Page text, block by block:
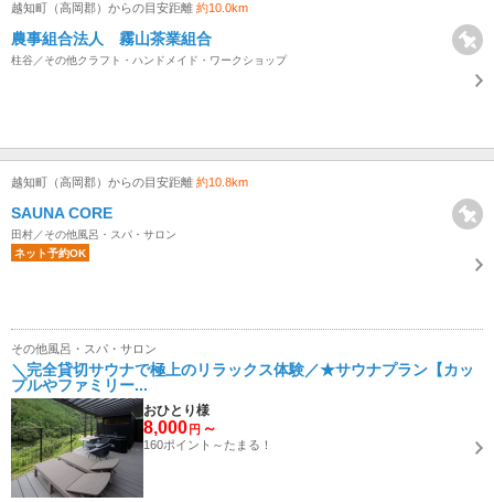
越知町（高岡郡）からの目安距離 約10.0km
農事組合法人 霧山茶業組合
柱谷／その他クラフト・ハンドメイド・ワークショップ
越知町（高岡郡）からの目安距離 約10.8km
SAUNA CORE
田村／その他風呂・スパ・サロン
ネット予約OK
その他風呂・スパ・サロン
＼完全貸切サウナで極上のリラックス体験／★サウナプラン【カッ
プルやファミリー...
おひとり様
8,000 円 ～
160ポイント～たまる！